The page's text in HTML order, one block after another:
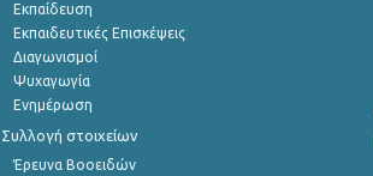
Εκπαίδευση
Εκπαιδευτικές Επισκέψεις
Διαγωνισμοί
Ψυχαγωγία
Ενημέρωση
Συλλογή στοιχείων
Έρευνα Βοοειδών